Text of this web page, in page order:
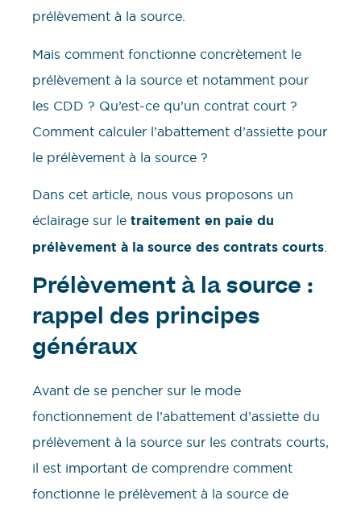
prélèvement à la source.
Mais comment fonctionne concrètement le
prélèvement à la source et notamment pour
les CDD ? Qu’est-ce qu’un contrat court ?
Comment calculer l’abattement d’assiette pour
le prélèvement à la source ?
Dans cet article, nous vous proposons un
éclairage sur le traitement en paie du
prélèvement à la source des contrats courts.
Prélèvement à la source :
rappel des principes
généraux
Avant de se pencher sur le mode
fonctionnement de l’abattement d’assiette du
prélèvement à la source sur les contrats courts,
il est important de comprendre comment
fonctionne le prélèvement à la source de